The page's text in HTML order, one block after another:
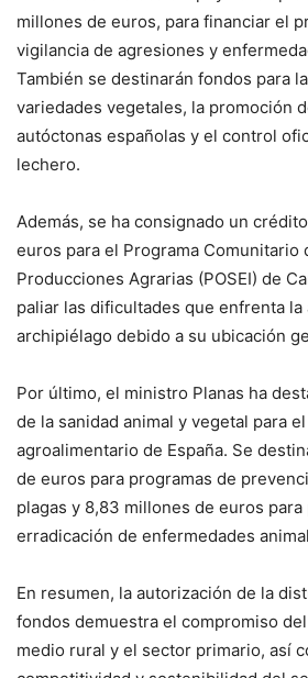
millones de euros, para financiar el
vigilancia de agresiones y
También se destinarán fondos para
variedades vegetales, la promoción
autóctonas españolas y el control
lechero.
Además, se ha consignado un
euros para el Programa Comunitario
Producciones Agrarias (POSEI) de
paliar las dificultades que enfrenta
archipiélago debido a su ubicación
Por último, el ministro Planas ha
de la sanidad animal y vegetal para
agroalimentario de España. Se
de euros para programas de
plagas y 8,83 millones de euros para
erradicación de enfermedades
En resumen, la autorización de la
fondos demuestra el compromiso
medio rural y el sector primario, así